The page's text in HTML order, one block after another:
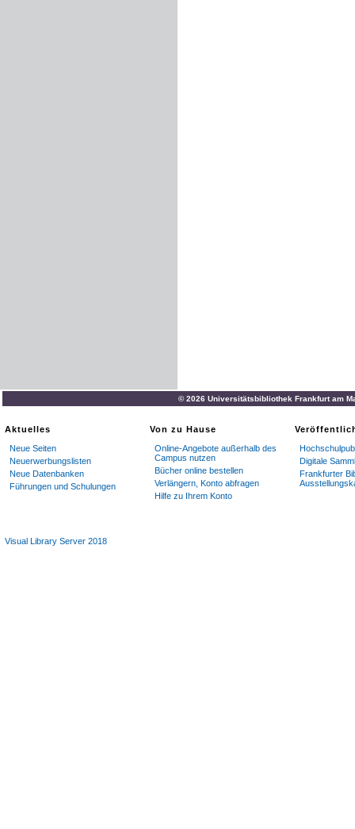
© 2026 Universitätsbibliothek Frankfurt am
Aktuelles
Neue Seiten
Neuerwerbungslisten
Neue Datenbanken
Führungen und Schulungen
Von zu Hause
Online-Angebote außerhalb des
Campus nutzen
Bücher online bestellen
Verlängern, Konto abfragen
Hilfe zu Ihrem Konto
Digitale
Frankfurter
Visual Library Server 2018